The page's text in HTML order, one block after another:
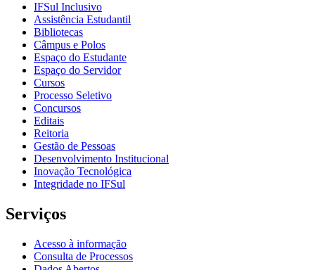
IFSul Inclusivo
Assistência Estudantil
Bibliotecas
Câmpus e Polos
Espaço do Estudante
Espaço do Servidor
Cursos
Processo Seletivo
Concursos
Editais
Reitoria
Gestão de Pessoas
Desenvolvimento Institucional
Inovação Tecnológica
Integridade no IFSul
Serviços
Acesso à informação
Consulta de Processos